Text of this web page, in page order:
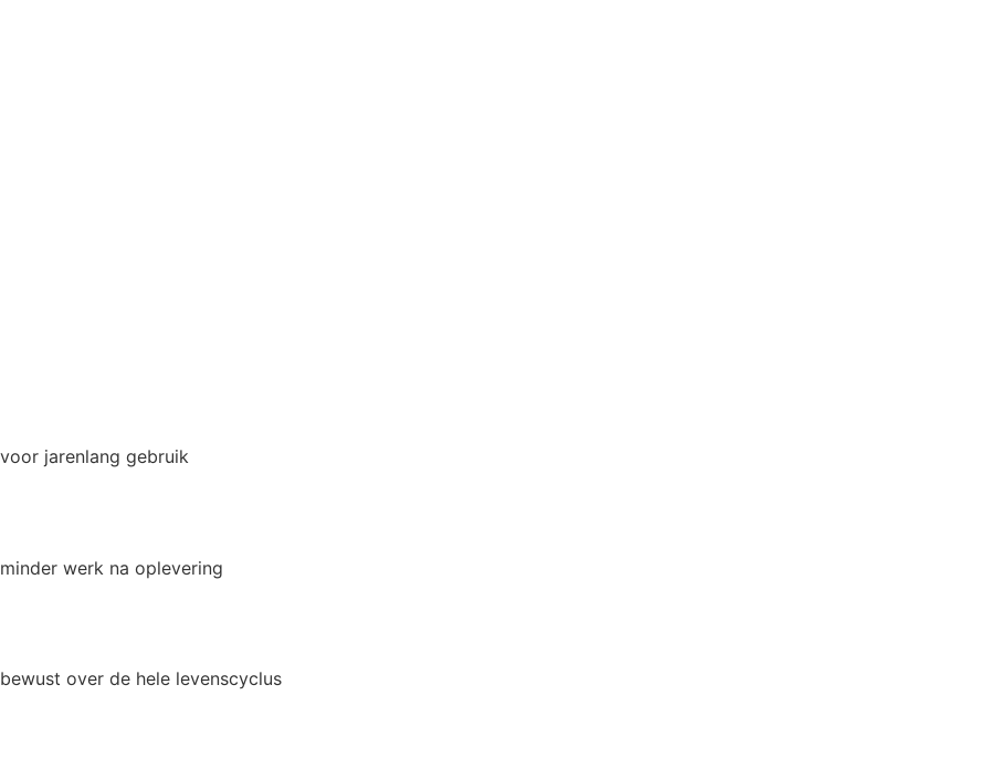
voor jarenlang gebruik
minder werk na oplevering
bewust over de hele levenscyclus